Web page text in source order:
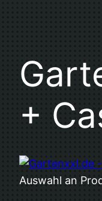
+
Auswahl an